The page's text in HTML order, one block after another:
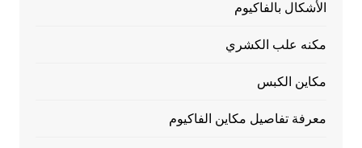
الأشكال بالفاكيوم
مكنه علب الكشري
مكاين الكبس
معرفة تفاصيل مكاين الفاكيوم